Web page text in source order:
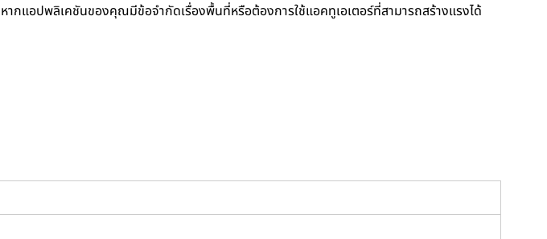
กแอปพลิเคชันของคุณมีข้อจำกัดเรื่องพื้นที่หรือต้องการใช้แอคทูเอเตอร์ที่สามารถสร้างแรงได้